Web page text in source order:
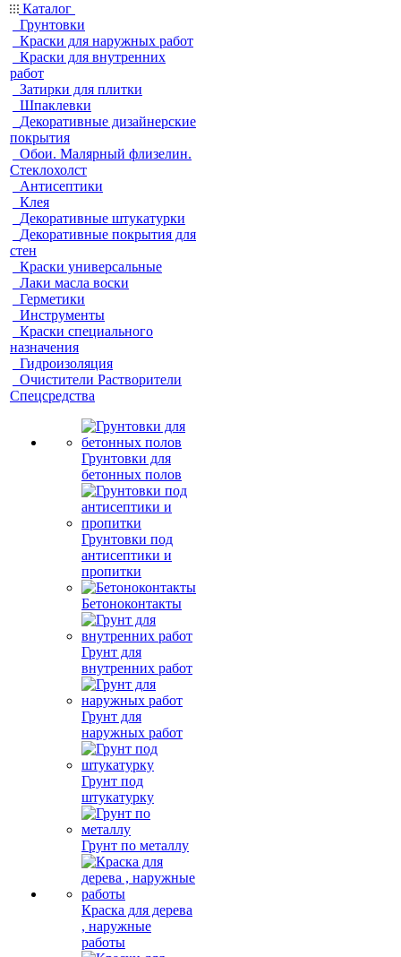
Каталог
Грунтовки
Краски для наружных работ
Краски для внутренних
работ
Затирки для плитки
Шпаклевки
Декоративные дизайнерские
покрытия
Обои. Малярный флизелин.
Стеклохолст
Антисептики
Клея
Декоративные штукатурки
Декоративные покрытия для
стен
Краски универсальные
Лаки масла воски
Герметики
Инструменты
Краски специального
назначения
Гидроизоляция
Очистители Растворители
Спецсредства
Грунтовки для
бетонных полов
Грунтовки под
антисептики и
пропитки
Бетоноконтакты
Грунт для
внутренних работ
Грунт для
наружных работ
Грунт под
штукатурку
Грунт по металлу
Краска для дерева
, наружные
работы